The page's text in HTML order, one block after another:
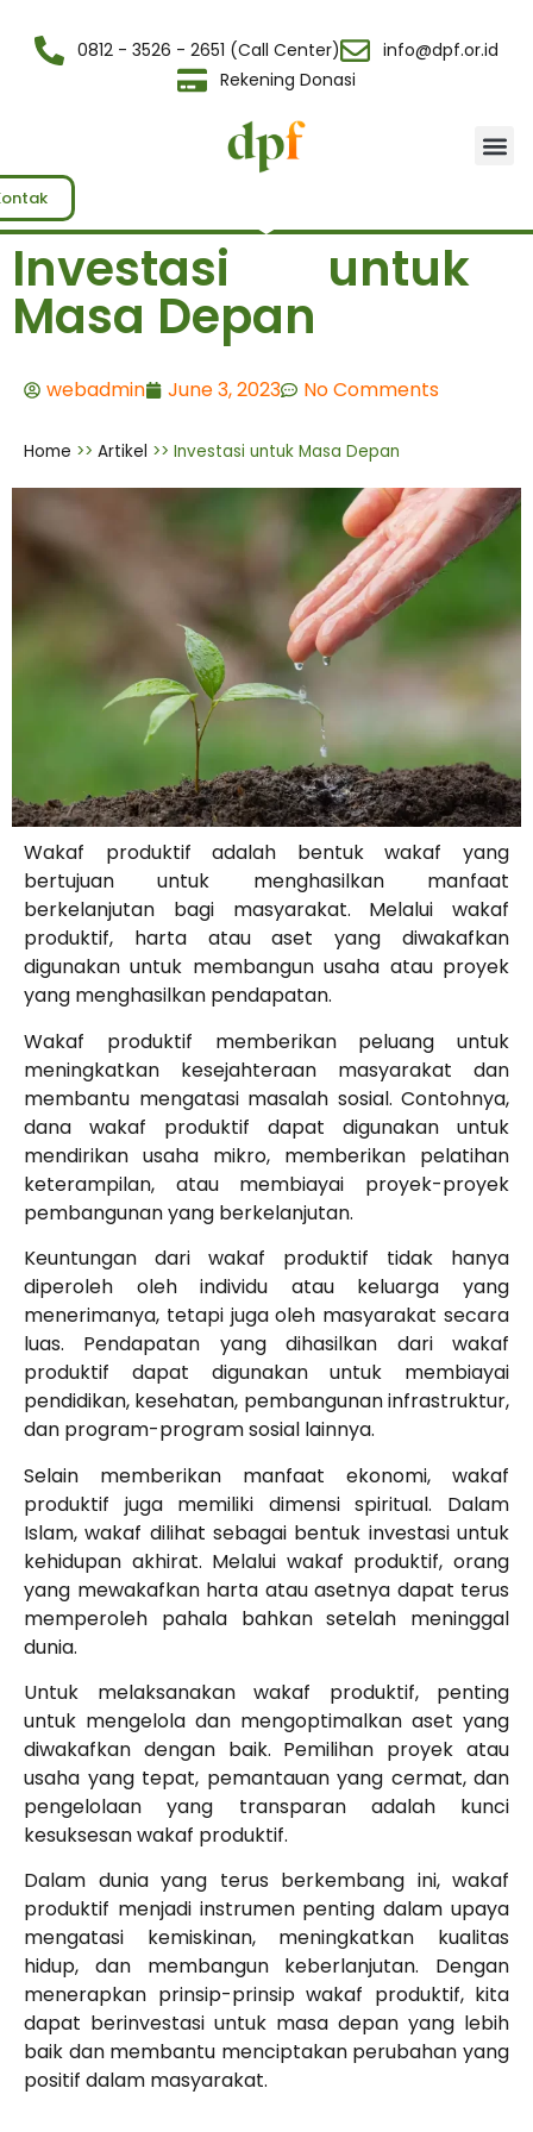
0812 - 3526 - 2651 (Call Center)
info@dpf.or.id
Rekening Donasi
Investasi untuk
Masa Depan
webadmin June 3, 2023 No Comments
Home >> Artikel >> Investasi untuk Masa Depan
Wakaf produktif adalah bentuk wakaf yang
bertujuan untuk menghasilkan manfaat
berkelanjutan bagi masyarakat. Melalui wakaf
produktif, harta atau aset yang diwakafkan
digunakan untuk membangun usaha atau proyek
yang menghasilkan pendapatan.
Wakaf produktif memberikan peluang untuk
meningkatkan kesejahteraan masyarakat dan
membantu mengatasi masalah sosial. Contohnya,
dana wakaf produktif dapat digunakan untuk
mendirikan usaha mikro, memberikan pelatihan
keterampilan, atau membiayai proyek-proyek
pembangunan yang berkelanjutan.
Keuntungan dari wakaf produktif tidak hanya
diperoleh oleh individu atau keluarga yang
menerimanya, tetapi juga oleh masyarakat secara
luas. Pendapatan yang dihasilkan dari wakaf
produktif dapat digunakan untuk membiayai
pendidikan, kesehatan, pembangunan infrastruktur,
dan program-program sosial lainnya.
Selain memberikan manfaat ekonomi, wakaf
produktif juga memiliki dimensi spiritual. Dalam
Islam, wakaf dilihat sebagai bentuk investasi untuk
kehidupan akhirat. Melalui wakaf produktif, orang
yang mewakafkan harta atau asetnya dapat terus
memperoleh pahala bahkan setelah meninggal
dunia.
Untuk melaksanakan wakaf produktif, penting
untuk mengelola dan mengoptimalkan aset yang
diwakafkan dengan baik. Pemilihan proyek atau
usaha yang tepat, pemantauan yang cermat, dan
pengelolaan yang transparan adalah kunci
kesuksesan wakaf produktif.
Dalam dunia yang terus berkembang ini, wakaf
produktif menjadi instrumen penting dalam upaya
mengatasi kemiskinan, meningkatkan kualitas
hidup, dan membangun keberlanjutan. Dengan
menerapkan prinsip-prinsip wakaf produktif, kita
dapat berinvestasi untuk masa depan yang lebih
baik dan membantu menciptakan perubahan yang
positif dalam masyarakat.